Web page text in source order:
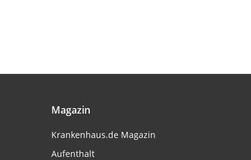
Magazin
Krankenhaus.de Magazin
Aufenthalt